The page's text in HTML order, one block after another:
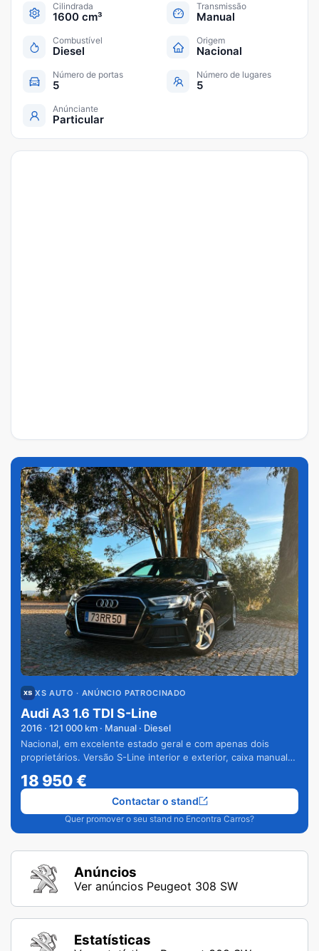
Cilindrada
1600 cm³
Transmissão
Manual
Combustível
Diesel
Origem
Nacional
Número de portas
5
Número de lugares
5
Anúnciante
Particular
XS AUTO · ANÚNCIO PATROCINADO
Audi A3 1.6 TDI S-Line
2016 · 121 000 km · Manual · Diesel
Nacional, em excelente estado geral e com apenas dois
proprietários. Versão S-Line interior e exterior, caixa manual
18 950€
Quer promover o seu stand no Encontra Carros?
Contactar o stand
Anúncios
Ver anúncios Peugeot 308 SW
Estatísticas